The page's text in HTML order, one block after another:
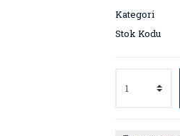
Kategori
Stok Kodu